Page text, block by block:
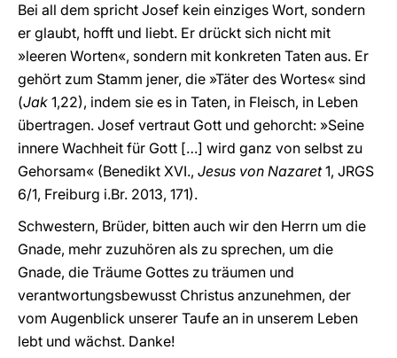
Bei all dem spricht Josef kein einziges Wort, sondern
er glaubt, hofft und liebt. Er drückt sich nicht mit
»leeren Worten«, sondern mit konkreten Taten aus. Er
gehört zum Stamm jener, die »Täter des Wortes« sind
(Jak 1,22), indem sie es in Taten, in Fleisch, in Leben
übertragen. Josef vertraut Gott und gehorcht: »Seine
innere Wachheit für Gott […] wird ganz von selbst zu
Gehorsam« (Benedikt XVI., Jesus von Nazaret1, JRGS
6/1, Freiburg i.Br. 2013, 171).
Schwestern, Brüder, bitten auch wir den Herrn um die
Gnade, mehr zuzuhören als zu sprechen, um die
Gnade, die Träume Gottes zu träumen und
verantwortungsbewusst Christus anzunehmen, der
vom Augenblick unserer Taufe an in unserem Leben
lebt und wächst. Danke!